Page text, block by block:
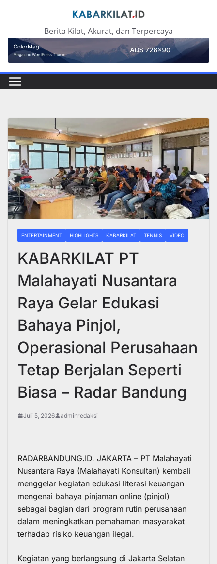
Berita Kilat, Akurat, dan Terpercaya
ENTERTAINMENT HIGHLIGHTS KABARKILAT TENNIS VIDEO
KABARKILAT PT
Malahayati Nusantara
Raya Gelar Edukasi
Bahaya Pinjol,
Operasional Perusahaan
Tetap Berjalan Seperti
Biasa – Radar Bandung
Juli 5, 2026 adminredaksi
RADARBANDUNG.ID, JAKARTA – PT Malahayati
Nusantara Raya (Malahayati Konsultan) kembali
menggelar kegiatan edukasi literasi keuangan
mengenai bahaya pinjaman online (pinjol)
sebagai bagian dari program rutin perusahaan
dalam meningkatkan pemahaman masyarakat
terhadap risiko keuangan ilegal.
Kegiatan yang berlangsung di Jakarta Selatan